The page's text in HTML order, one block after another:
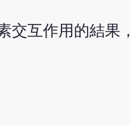
交互作用的結果，